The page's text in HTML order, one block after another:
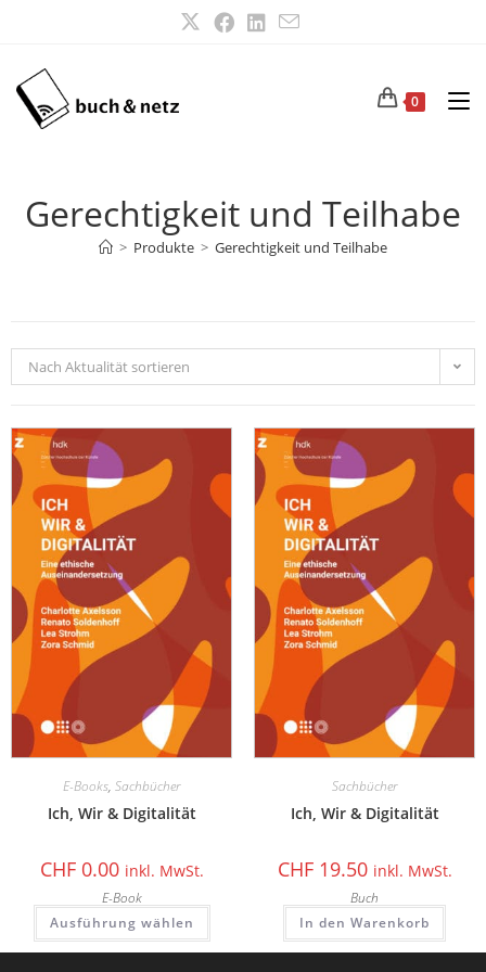
0
Gerechtigkeit und Teilhabe
> Produkte > Gerechtigkeit und Teilhabe
Nach Aktualität sortieren
E-Books, Sachbücher
Ich, Wir & Digitalität
CHF0.00 inkl. MwSt.
E-Book
Ausführung wählen
Sachbücher
Ich, Wir & Digitalität
CHF19.50 inkl. MwSt.
Buch
In den Warenkorb